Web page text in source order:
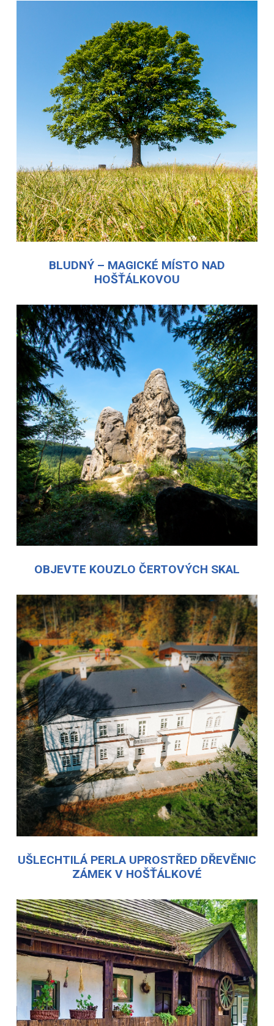
BLUDNÝ – MAGICKÉ MÍSTO NAD
HOŠŤÁLKOVOU
OBJEVTE KOUZLO ČERTOVÝCH SKAL
UŠLECHTILÁ PERLA UPROSTŘED DŘEVĚNIC
ZÁMEK V HOŠŤÁLKOVÉ